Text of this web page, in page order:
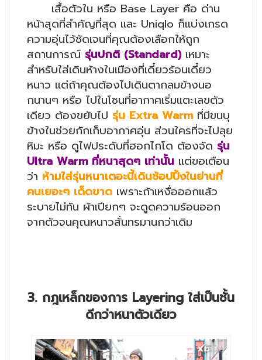
เสื้อตัวใน หรือ Base Layer คือ ด่าน
หน้าสุดที่สำคัญที่สุด และ Uniqlo ก็แบ่งเกรด
ความอุ่นไว้ชัดเจนที่คุณต้องเลือกให้ถูก
สถานการณ์ รุ่นปกติ (Standard)เหมาะ
สำหรับใส่เดินห้างในเมืองที่เดี๋ยวร้อนเดี๋ยว
หนาว แต่ถ้าคุณต้องไปเดินตากลมข้างนอ
กนานๆ หรือ ไปในโซนที่อากาศเริ่มแตะเลขตัว
เดียว ต้องขยับไป รุ่น Extra Warm ที่มีขนบุ
ข้างในช่วยกักเก็บอากาศอุ่น ส่วนใครที่จะไปลุย
หิมะ หรือ ดูไฟประดับที่ฮอกไกโด ต้องจัด รุ่น
Ultra Warm ที่หนาสุดๆ เท่านั้น แต่ขอเตือน
ว่า ห้ามใส่รุ่นหนาเตอะนี้เดินช้อปปิ้งในย่านที่
คนเยอะๆ เด็ดขาด เพราะถ้าเหงื่อออกแล้ว
ระบายไม่ทัน ผ้าเปียกๆ จะดูดความร้อนออก
จากตัวจนคุณหนาวสั่นทรมานกว่าเดิม
3. กฎเหล็กของการ Layering ใส่เป็นชั้น
ดีกว่าหนาตัวเดียว